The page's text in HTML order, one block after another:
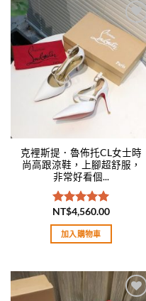
Add to
wishlist
克裡斯提．魯佈托CL女士時
尚高跟涼鞋，上腳超舒服，
非常好看個...
評分5.00
滿分 5
NT$4,560.00
加入購物車